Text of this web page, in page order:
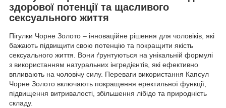
здорової потенції та щасливого
сексуального життя
Пігулки Чорне Золото – інноваційне рішення для чоловіків, які
бажають підвищити свою потенцію та покращити якість
сексуального життя. Вони ґрунтуються на унікальній формулі
з використанням натуральних інгредієнтів, які ефективно
впливають на чоловічу силу. Переваги використання Капсул
Чорне Золото включають покращення еректильної функції,
підвищення витривалості, збільшення лібідо та природність
складу.